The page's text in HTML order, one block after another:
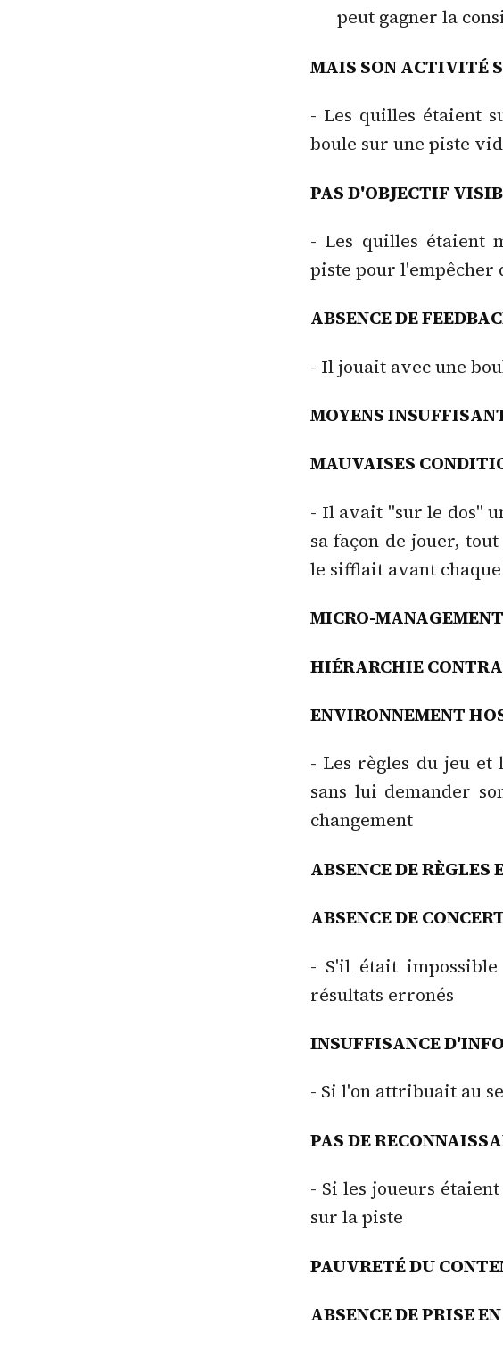
peut gagner la
MAIS SON ACTIVITÉ
- Les quilles étaient
boule sur une piste
PAS D'OBJECTIF
- Les quilles étaient
piste pour l'empêcher
ABSENCE DE
- Il jouait avec une
MOYENS
MAUVAISES
- Il avait "sur le dos"
sa façon de jouer,
le sifflait avant
MICRO-MANAGEMENT
HIÉRARCHIE
ENVIRONNEMENT
- Les règles du jeu et
sans lui demander
changement
ABSENCE DE
ABSENCE DE
- S'il était
résultats erronés
INSUFFISANCE
- Si l'on attribuait au
PAS DE
- Si les joueurs
sur la piste
PAUVRETÉ DU
ABSENCE DE PRISE